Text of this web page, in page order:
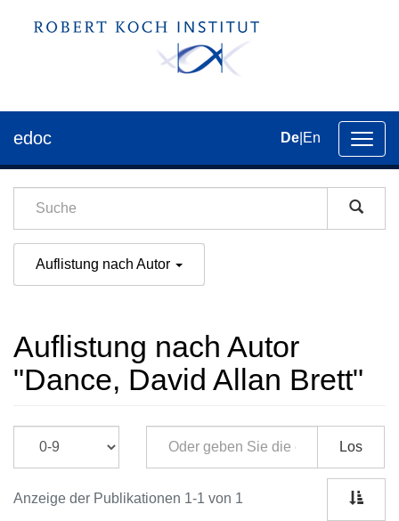
der
edoc De En
Auflistung nach Autor
Auflistung nach Autor
"Dance, David Allan Brett"
Los
Anzeige der Publikationen 1-1 von 1